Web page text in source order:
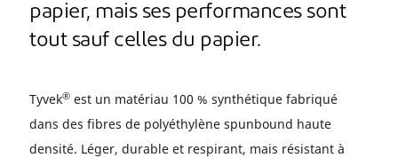
papier, mais ses performances sont
tout sauf celles du papier.
Tyvek® est un matériau 100 % synthétique fabriqué
dans des fibres de polyéthylène spunbound haute
densité. Léger, durable et respirant, mais résistant à